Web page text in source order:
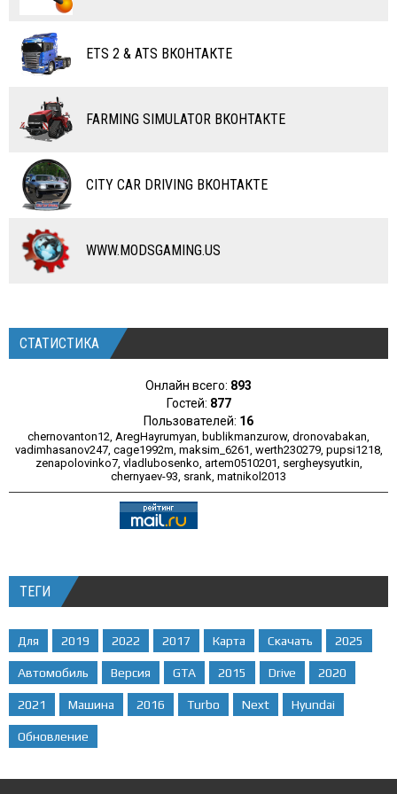
САМОЛЕТЫ
RC ТРАНСПОРТ
КАРТЫ
ЧИТЫ
ПРОГРАММЫ
РАЗНОЕ
ETS 2 & ATS ВКОНТАКТЕ
FARMING SIMULATOR ВКОНТАКТЕ
CITY CAR DRIVING ВКОНТАКТЕ
WWW.MODSGAMING.US
СТАТИСТИКА
Онлайн всего: 893
Гостей: 877
Пользователей: 16
chernovanton12, AregHayrumyan, bublikmanzurow, dronovabakan,
vadimhasanov247, cage1992m, maksim_6261, werth230279, pupsi1218,
zenapolovinko7, vladlubosenko, artem0510201, sergheysyutkin,
chernyaev-93, srank, matnikol2013
ТЕГИ
Для 2019 2022 2017 Карта Скачать 2025
Автомобиль Версия GTA 2015 Drive 2020
2021 Машина 2016 Turbo Next Hyundai
Обновление